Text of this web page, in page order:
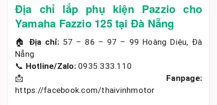
Địa chỉ lắp phụ kiện Pazzio cho
Yamaha Fazzio 125 tại Đà Nẵng
🏠 Địa chỉ: 57 – 86 – 97 – 99 Hoàng Diệu, Đà
Nẵng
📞 Hotline/Zalo:0935.333.110
📩 Fanpage:
https://facebook.com/thaivinhmotor